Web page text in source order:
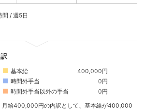
間 / 週5日
基本給
400,000円
時間外手当
0円
時間外手当以外の手当
0円
月給400,000円の内訳として、基本給が400,000